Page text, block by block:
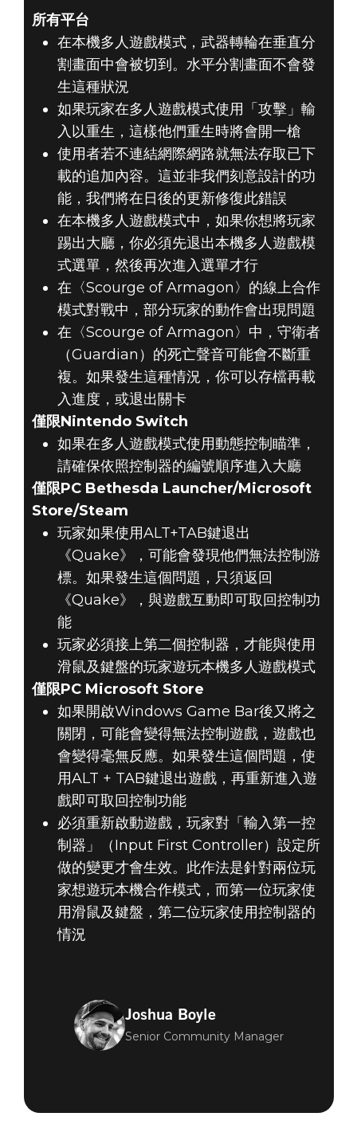
所有平台
在本機多人遊戲模式，武器轉輪在垂直分
割畫面中會被切到。水平分割畫面不會發
生這種狀況
如果玩家在多人遊戲模式使用「攻擊」輸
入以重生，這樣他們重生時將會開一槍
使用者若不連結網際網路就無法存取已下
載的追加內容。這並非我們刻意設計的功
能，我們將在日後的更新修復此錯誤
在本機多人遊戲模式中，如果你想將玩家
踢出大廳，你必須先退出本機多人遊戲模
式選單，然後再次進入選單才行
在〈Scourge of Armagon〉的線上合作
模式對戰中，部分玩家的動作會出現問題
在〈Scourge of Armagon〉中，守衛者
（Guardian）的死亡聲音可能會不斷重
複。如果發生這種情況，你可以存檔再載
入進度，或退出關卡
僅限Nintendo Switch
如果在多人遊戲模式使用動態控制瞄準，
請確保依照控制器的編號順序進入大廳
僅限PC Bethesda Launcher/Microsoft
Store/Steam
玩家如果使用ALT+TAB鍵退出
《Quake》，可能會發現他們無法控制游
標。如果發生這個問題，只須返回
《Quake》，與遊戲互動即可取回控制功
能
玩家必須接上第二個控制器，才能與使用
滑鼠及鍵盤的玩家遊玩本機多人遊戲模式
僅限PC Microsoft Store
如果開啟Windows Game Bar後又將之
關閉，可能會變得無法控制遊戲，遊戲也
會變得毫無反應。如果發生這個問題，使
用ALT + TAB鍵退出遊戲，再重新進入遊
戲即可取回控制功能
必須重新啟動遊戲，玩家對「輸入第一控
制器」（Input First Controller）設定所
做的變更才會生效。此作法是針對兩位玩
家想遊玩本機合作模式，而第一位玩家使
用滑鼠及鍵盤，第二位玩家使用控制器的
情況
Joshua Boyle
Senior Community Manager